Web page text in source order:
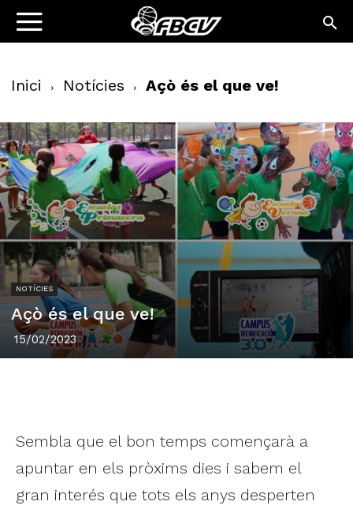
Inici Notícies Açò és el que ve!
NOTÍCIES
Açò és el que ve!
15/02/2023
Sembla que el bon temps començarà a
apuntar en els pròxims dies i sabem el
gran interés que tots els anys desperten